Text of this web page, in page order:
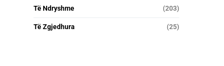
Të Ndryshme (203)
Të Zgjedhura (25)